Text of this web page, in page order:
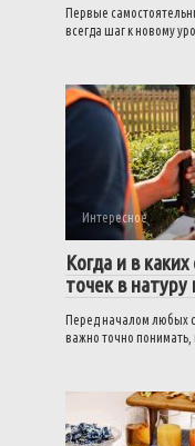
Первые
всегда шаг к новому
Интересное
Когда и в
точек в
Перед началом любых
важно точно понимать,